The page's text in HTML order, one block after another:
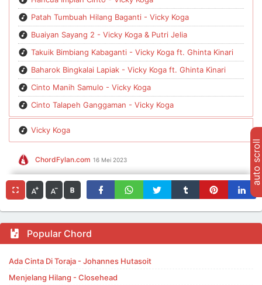
Patah Tumbuah Hilang Baganti - Vicky Koga
Buaiyan Sayang 2 - Vicky Koga & Putri Jelia
Takuik Bimbiang Kabaganti - Vicky Koga ft. Ghinta Kinari
Baharok Bingkalai Lapiak - Vicky Koga ft. Ghinta Kinari
Cinto Manih Samulo - Vicky Koga
Cinto Talapeh Ganggaman - Vicky Koga
Vicky Koga
ChordFylan.com 16 Mei 2023
Popular Chord
Ada Cinta Di Toraja - Johannes Hutasoit
Menjelang Hilang - Closehead
auto scroll